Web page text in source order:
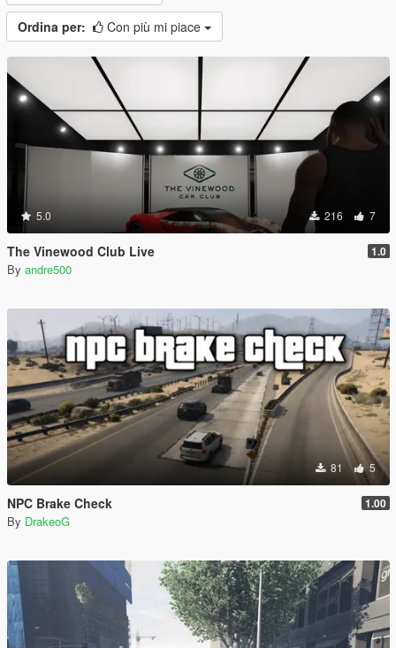
Ordina per: Con più mi piace
5.0 216 7
The Vinewood Club Live 1.0
By andre500
81 5
NPC Brake Check 1.00
By DrakeoG